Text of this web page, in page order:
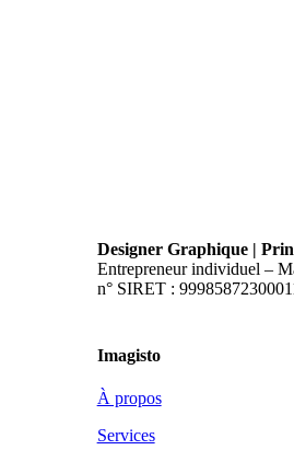
Designer Graphique |
Entrepreneur individuel –
n° SIRET :
Imagisto
À propos
Services